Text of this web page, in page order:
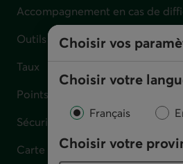
Choisir vos
Choisir votre
Français
Choisir votre
Accompagnement en cas de
Outils et calculateurs
Taux
Points de service
Sécurité
Carte perdue, volée ou